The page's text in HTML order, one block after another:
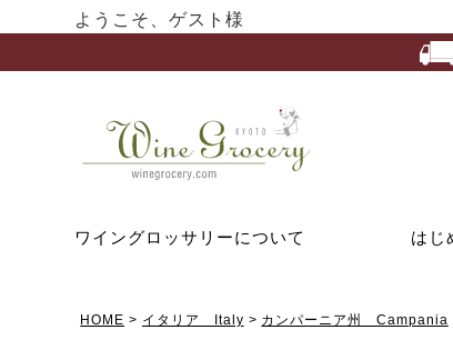
ようこそ、ゲスト様
ワイングロッサリーについて はじ
HOME イタリア Italy カンパーニア州 Campania